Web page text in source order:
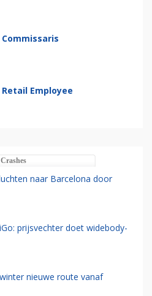
Commissaris
Retail Employee
Crashes
naar Barcelona door
prijsvechter doet widebody-
nieuwe route vanaf